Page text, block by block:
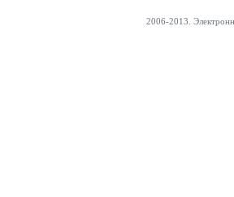
2006-2013.